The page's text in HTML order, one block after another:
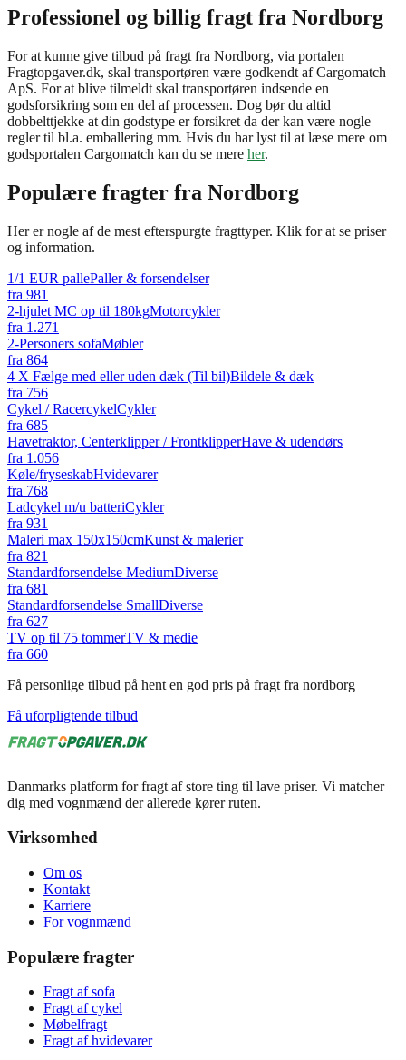
Professionel og billig fragt fra Nordborg
For at kunne give tilbud på fragt fra Nordborg, via portalen
Fragtopgaver.dk, skal transportøren være godkendt af Cargomatch
ApS. For at blive tilmeldt skal transportøren indsende en
godsforsikring som en del af processen. Dog bør du altid
dobbelttjekke at din godstype er forsikret da der kan være nogle
regler til bl.a. emballering mm. Hvis du har lyst til at læse mere om
godsportalen Cargomatch kan du se mere her.
Populære fragter fra Nordborg
Her er nogle af de mest efterspurgte fragttyper. Klik for at se priser
og information.
1/1 EUR pallePaller & forsendelser
fra 981
2-hjulet MC op til 180kgMotorcykler
fra 1.271
2-Personers sofaMøbler
fra 864
4 X Fælge med eller uden dæk (Til bil)Bildele & dæk
fra 756
Cykel / RacercykelCykler
fra 685
Havetraktor, Centerklipper / FrontklipperHave & udendørs
fra 1.056
Køle/fryseskabHvidevarer
fra 768
Ladcykel m/u batteriCykler
fra 931
Maleri max 150x150cmKunst & malerier
fra 821
Standardforsendelse MediumDiverse
fra 681
Standardforsendelse SmallDiverse
fra 627
TV op til 75 tommerTV & medie
fra 660
Få personlige tilbud på hent en god pris på fragt fra nordborg
Få uforpligtende tilbud
Danmarks platform for fragt af store ting til lave priser. Vi matcher
dig med vognmænd der allerede kører ruten.
Virksomhed
Om os
Kontakt
Karriere
For vognmænd
Populære fragter
Fragt af sofa
Fragt af cykel
Møbelfragt
Fragt af hvidevarer